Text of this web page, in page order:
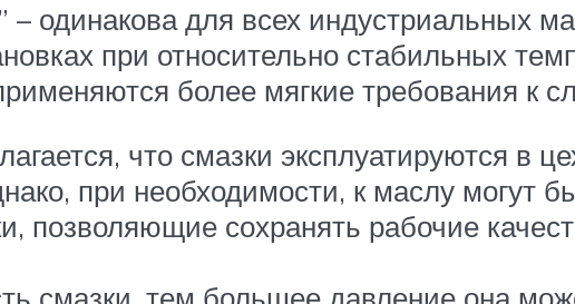
одинакова для всех индустриальных
при относительно стабильных
более мягкие требования к
что смазки эксплуатируются в
при необходимости, к маслу могут
позволяющие сохранять рабочие